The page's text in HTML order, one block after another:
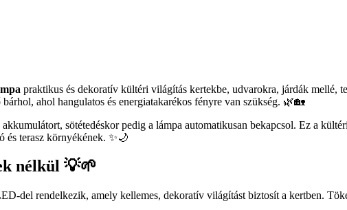
praktikus és dekoratív kültéri világítás kertekbe, udvarokra, járdák mellé,
ahol hangulatos és energiatakarékos fényre van szükség. 🌿🏡
sötétedéskor pedig a lámpa automatikusan bekapcsol. Ez a
és terasz környékének. ✨🌙
nélkül 💡🌱
del rendelkezik, amely kellemes, dekoratív világítást biztosít a kertben.